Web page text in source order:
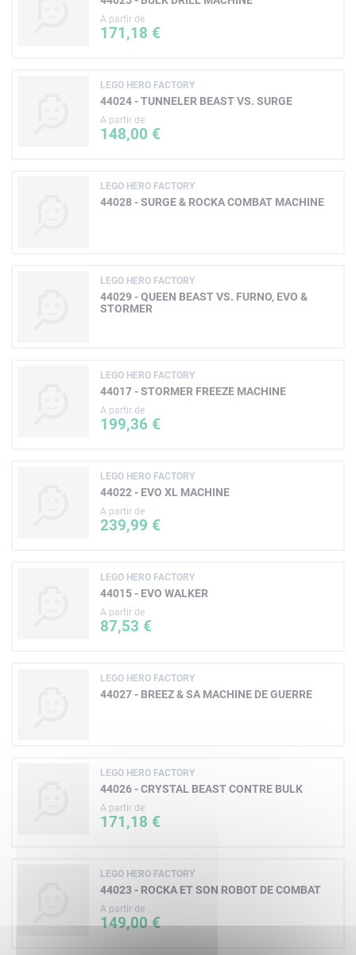
A partir de
171,18 €
LEGO HERO FACTORY
44024 - TUNNELER BEAST VS. SURGE
A partir de
148,00 €
LEGO HERO FACTORY
44028 - SURGE & ROCKA COMBAT MACHINE
LEGO HERO FACTORY
44029 - QUEEN BEAST VS. FURNO, EVO &
STORMER
LEGO HERO FACTORY
44017 - STORMER FREEZE MACHINE
A partir de
199,36 €
LEGO HERO FACTORY
44022 - EVO XL MACHINE
A partir de
239,99 €
LEGO HERO FACTORY
44015 - EVO WALKER
A partir de
87,53 €
LEGO HERO FACTORY
44027 - BREEZ & SA MACHINE DE GUERRE
LEGO HERO FACTORY
44026 - CRYSTAL BEAST CONTRE BULK
A partir de
171,18 €
LEGO HERO FACTORY
44023 - ROCKA ET SON ROBOT DE COMBAT
A partir de
149,00 €